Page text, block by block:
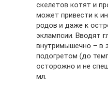
скелетов котят и
может привести к
родов и даже к
эклампсии. Вводят
внутримышечно – в
подогретом (до
осторожно и не
мл.